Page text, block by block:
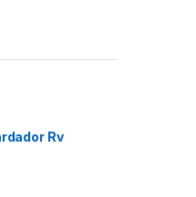
Rv